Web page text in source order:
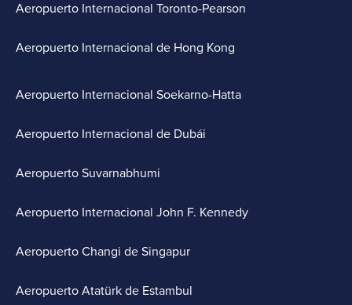
Aeropuerto Internacional Toronto-Pearson
Aeropuerto Internacional de Hong Kong
Aeropuerto Internacional Soekarno-Hatta
Aeropuerto Internacional de Dubái
Aeropuerto Suvarnabhumi
Aeropuerto Internacional John F. Kennedy
Aeropuerto Changi de Singapur
Aeropuerto Atatürk de Estambul